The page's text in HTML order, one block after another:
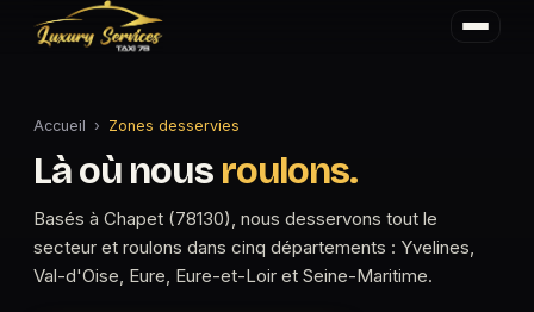
Accueil › Zones desservies
Là où nous roulons.
Basés à Chapet (78130), nous desservons tout le
secteur et roulons dans cinq départements : Yvelines,
Val-d'Oise, Eure, Eure-et-Loir et Seine-Maritime.